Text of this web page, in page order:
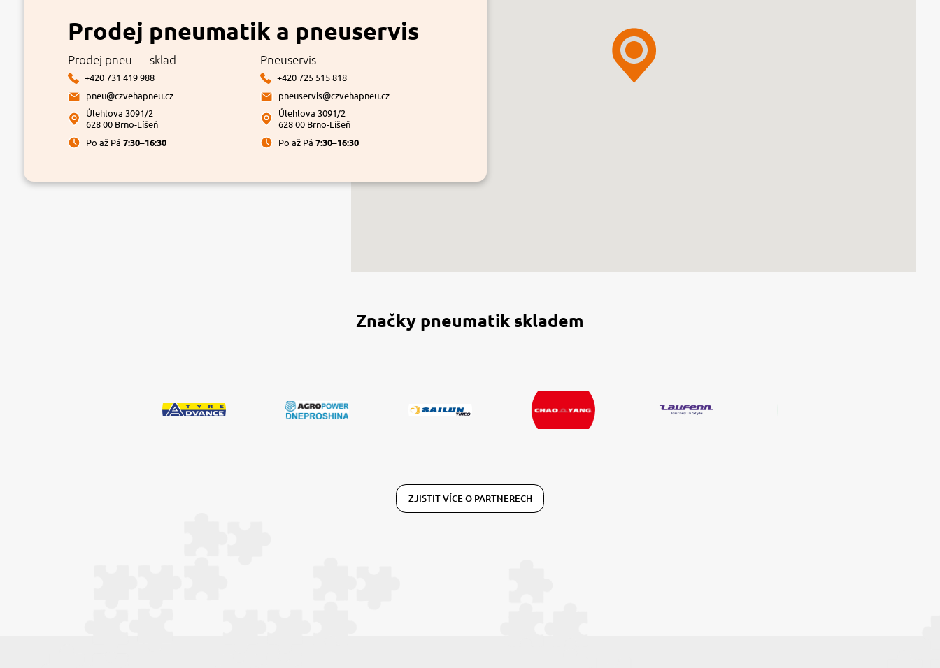
Prodej pneumatik a pneuservis
Prodej pneu — sklad
+420 731 419 988
pneu@czvehapneu.cz
Úlehlova 3091/2
628 00 Brno-Líšeň
Po až Pá 7:30–16:30
Pneuservis
+420 725 515 818
pneuservis@czvehapneu.cz
Úlehlova 3091/2
628 00 Brno-Líšeň
Po až Pá7:30–16:30
Značky pneumatik skladem
ZJISTIT VÍCE O PARTNERECH